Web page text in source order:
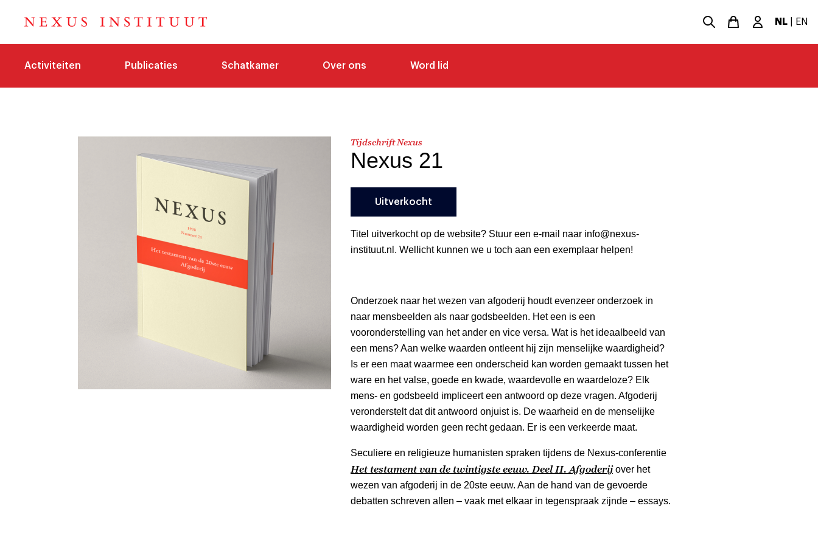
NL EN
Activiteiten Publicaties Schatkamer Over ons Word lid
Tijdschrift Nexus
Nexus 21
Uitverkocht
Titel uitverkocht op de website? Stuur een e-mail naar info@nexus-
instituut.nl. Wellicht kunnen we u toch aan een exemplaar helpen!
Onderzoek naar het wezen van afgoderij houdt evenzeer onderzoek in
naar mensbeelden als naar godsbeelden. Het een is een
vooronderstelling van het ander en vice versa. Wat is het ideaalbeeld van
een mens? Aan welke waarden ontleent hij zijn menselijke waardigheid?
Is er een maat waarmee een onderscheid kan worden gemaakt tussen het
ware en het valse, goede en kwade, waardevolle en waardeloze? Elk
mens- en godsbeeld impliceert een antwoord op deze vragen. Afgoderij
veronderstelt dat dit antwoord onjuist is. De waarheid en de menselijke
waardigheid worden geen recht gedaan. Er is een verkeerde maat.
Seculiere en religieuze humanisten spraken tijdens de Nexus-conferentie
Het testament van de twintigste eeuw. Deel II. Afgoderijover het
wezen van afgoderij in de 20ste eeuw. Aan de hand van de gevoerde
debatten schreven allen – vaak met elkaar in tegenspraak zijnde – essays.